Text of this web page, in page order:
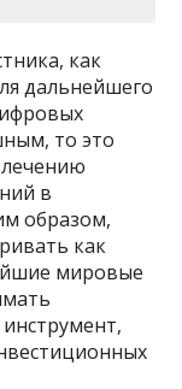
как
дальнейшего
то это
в
образом,
как
мировые